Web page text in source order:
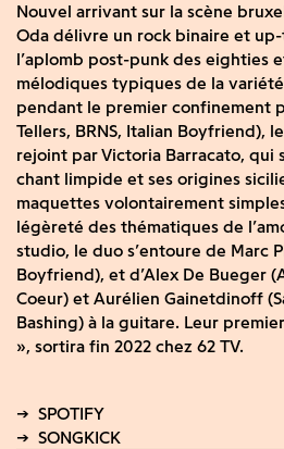
Nouvel arrivant sur la scène
Oda délivre un rock binaire et
l’aplomb post-punk des eighties
mélodiques typiques de la
pendant le premier confinement
Tellers, BRNS, Italian Boyfriend),
rejoint par Victoria Barracato, qui
chant limpide et ses origines
maquettes volontairement
légèreté des thématiques de
studio, le duo s’entoure de Marc
Boyfriend), et d’Alex De Bueger
Coeur) et Aurélien Gainetdinoff
Bashing) à la guitare. Leur
», sortira fin 2022 chez 62 TV.